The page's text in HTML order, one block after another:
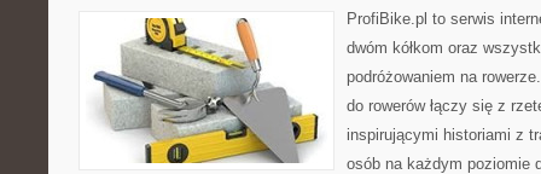
ProfiBike.pl to serwis
dwóm kółkom oraz
podróżowaniem na
do rowerów łączy się z
inspirującymi historiami z
osób na każdym poziomie